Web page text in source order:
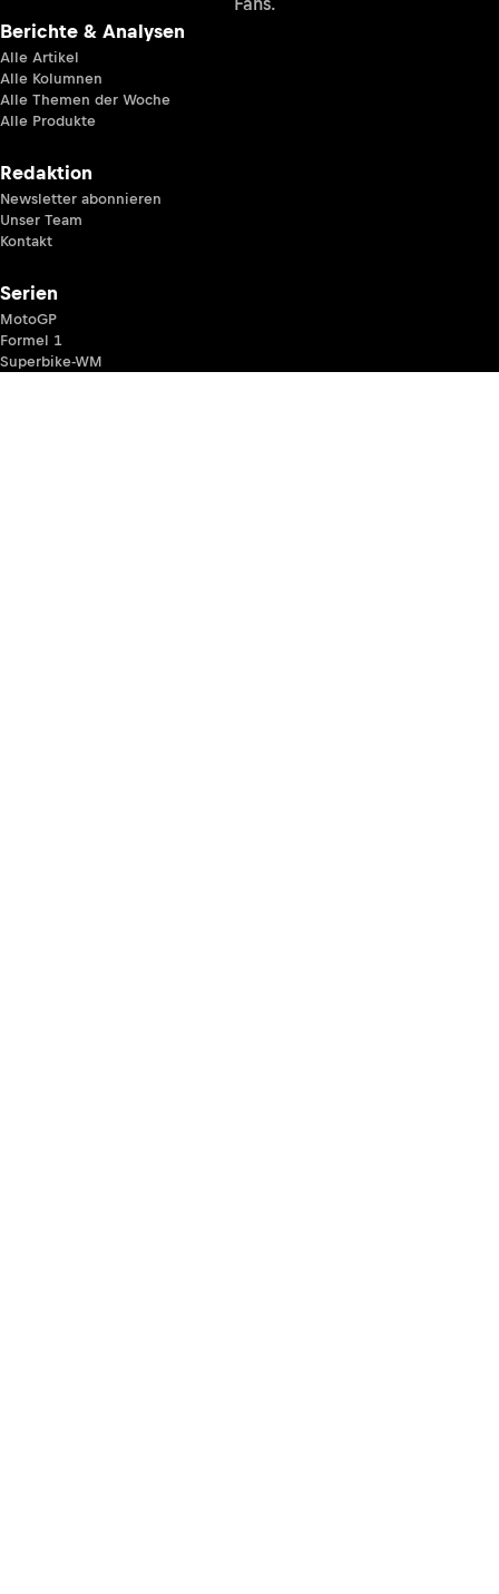
Berichte & Analysen
Alle Artikel
Alle Kolumnen
Alle Themen der Woche
Alle Produkte
Redaktion
Newsletter abonnieren
Unser Team
Kontakt
Serien
MotoGP
Formel 1
Superbike-WM